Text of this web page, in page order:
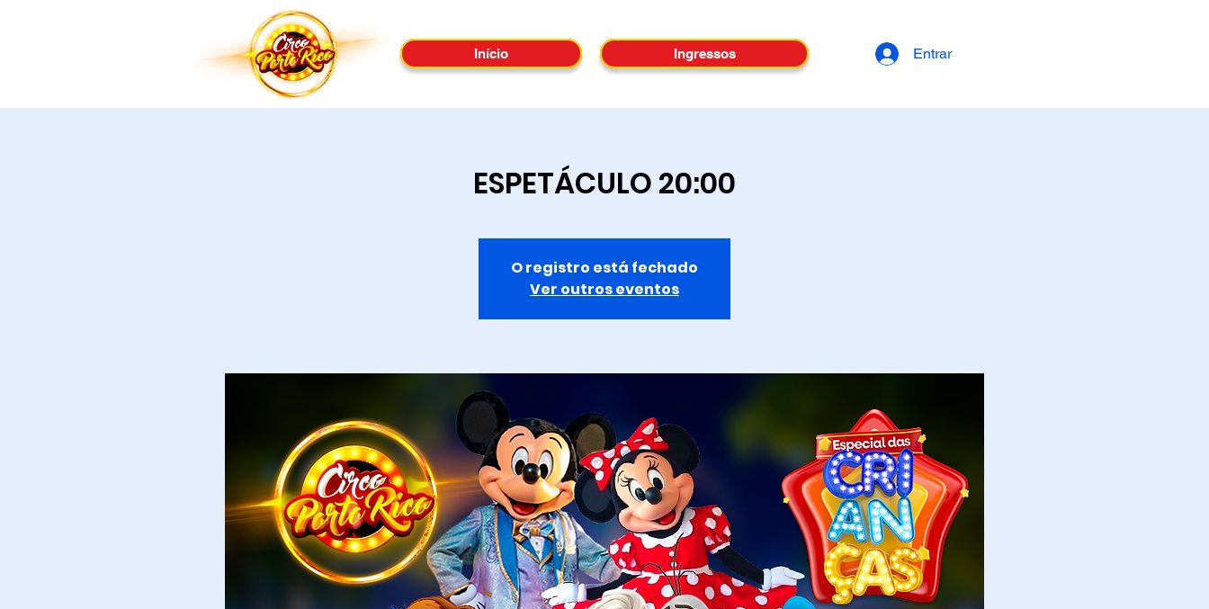
Início Ingressos Entrar
ESPETÁCULO 20:00
O registro está fechado
Ver outros eventos